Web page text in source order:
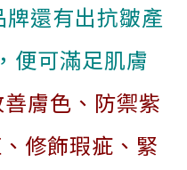
還有出抗皺產
便可滿足肌膚
善膚色、防禦紫
修飾瑕疵、緊